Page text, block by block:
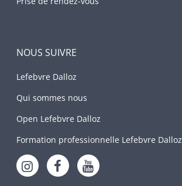
NOUS SUIVRE
Lefebvre Dalloz
Qui sommes nous
Open Lefebvre Dalloz
Formation professionnelle Lefebvre Dalloz